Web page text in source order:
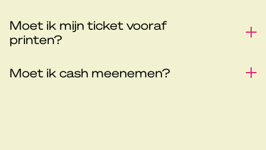
Moet ik mijn ticket vooraf
printen?
Moet ik cash meenemen?